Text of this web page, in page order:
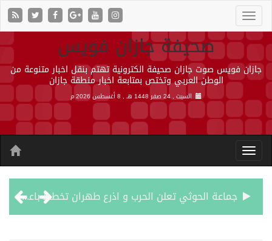
صحيفة جازان فويس
جازان فويس صوت جازان صحيفة الكترونية تهتم بنقل اخبار متنوعة من
الوطن العربي وتختص بمتابعة اخبار منطقة جازان
السبت , 24 صفر 1448 هـ , 8 أغسطس 2026 م
جماعة الحوثي تعلن الحرب و اذرع طهران تخطط باعمال ارهابية واسعة تطال دول الشرق الاوسط